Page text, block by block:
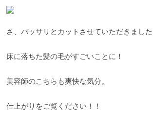
さ、バッサリとカットさせていただきました
床に落ちた髪の毛がすごいことに！
美容師のこちらも爽快な気分。
仕上がりをご覧ください！！